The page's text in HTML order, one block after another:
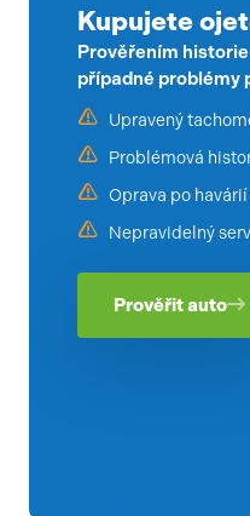
Kupujete
Prověřením
případné problémy
Upravený
Problémová
Oprava po havárií
Nepravidelný
Prověřit auto